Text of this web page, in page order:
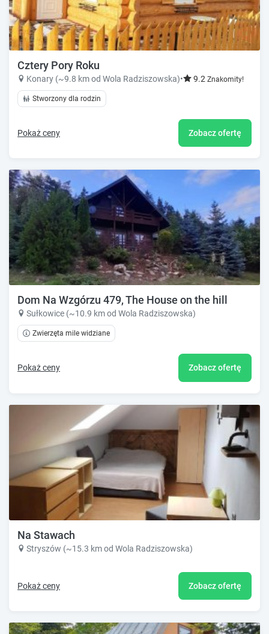
Cztery Pory Roku
Konary (~9.8 km od Wola Radziszowska)• 9.2 Znakomity!
Stworzony dla rodzin
Pokaż ceny Zobacz ofertę
Dom Na Wzgórzu 479, The House on the hill
Sułkowice (~10.9 km od Wola Radziszowska)
Zwierzęta mile widziane
Pokaż ceny Zobacz ofertę
Na Stawach
Stryszów (~15.3 km od Wola Radziszowska)
Pokaż ceny Zobacz ofertę